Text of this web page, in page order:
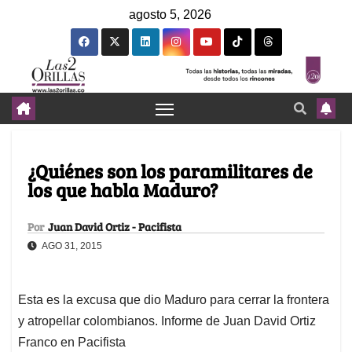
agosto 5, 2026
¿Quiénes son los paramilitares de
los que habla Maduro?
Por Juan David Ortiz - Pacifista
AGO 31, 2015
Esta es la excusa que dio Maduro para cerrar la frontera
y atropellar colombianos. Informe de Juan David Ortiz
Franco en Pacifista